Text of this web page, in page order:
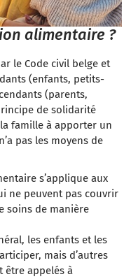
alimentaire ?
le Code civil belge et
(enfants, petits-
(parents,
de solidarité
famille à apporter un
pas les moyens de
s’applique aux
ne peuvent pas couvrir
soins de manière
les enfants et les
mais d’autres
être appelés à